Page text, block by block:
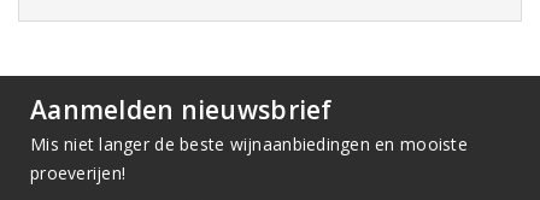
Aanmelden nieuwsbrief
Mis niet langer de beste wijnaanbiedingen en mooiste
proeverijen!